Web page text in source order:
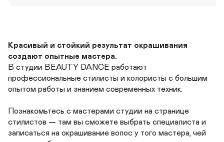
Красивый и стойкий результат окрашивания
создают опытные мастера.
В студии BEAUTY DANCE работают
профессиональные стилисты и колористы с большим
опытом работы и знанием современных техник.
Познакомьтесь с мастерами студии на странице
стилистов — там вы сможете выбрать специалиста и
записаться на окрашивание волос у того мастера, чей